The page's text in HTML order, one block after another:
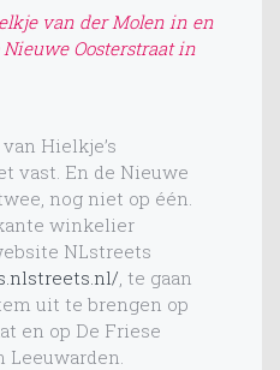
van der Molen in en
Oosterstraat in
Hielkje’s
vast. En de Nieuwe
nog niet op één.
winkelier
NLstreets
, te gaan
uit te brengen op
en op De Friese